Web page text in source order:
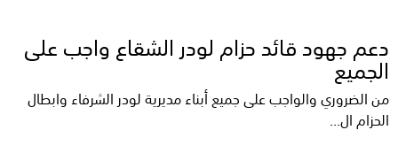
دعم جهود قائد حزام لودر الشقاع واجب على
الجميع
من الضروري والواجب على جميع أبناء مديرية لودر الشرفاء وابطال
الحزام ال...